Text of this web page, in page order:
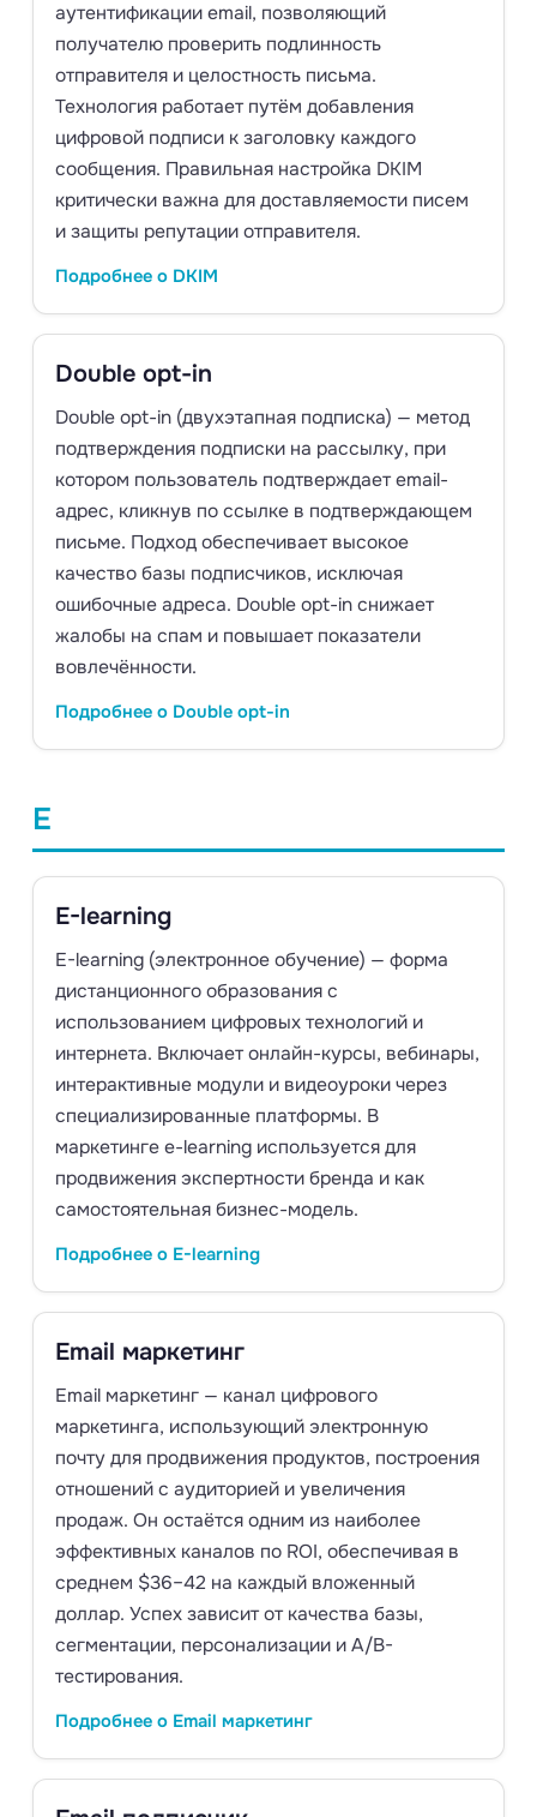
аутентификации email, позволяющий
получателю проверить подлинность
отправителя и целостность письма.
Технология работает путём добавления
цифровой подписи к заголовку каждого
сообщения. Правильная настройка DKIM
критически важна для доставляемости писем
и защиты репутации отправителя.
Подробнее о DKIM
Double opt-in
Double opt-in (двухэтапная подписка) — метод
подтверждения подписки на рассылку, при
котором пользователь подтверждает email-
адрес, кликнув по ссылке в подтверждающем
письме. Подход обеспечивает высокое
качество базы подписчиков, исключая
ошибочные адреса. Double opt-in снижает
жалобы на спам и повышает показатели
вовлечённости.
Подробнее о Double opt-in
E
E-learning
E-learning (электронное обучение) — форма
дистанционного образования с
использованием цифровых технологий и
интернета. Включает онлайн-курсы, вебинары,
интерактивные модули и видеоуроки через
специализированные платформы. В
маркетинге e-learning используется для
продвижения экспертности бренда и как
самостоятельная бизнес-модель.
Подробнее о E-learning
Email маркетинг
Email маркетинг — канал цифрового
маркетинга, использующий электронную
почту для продвижения продуктов, построения
отношений с аудиторией и увеличения
продаж. Он остаётся одним из наиболее
эффективных каналов по ROI, обеспечивая в
среднем $36–42 на каждый вложенный
доллар. Успех зависит от качества базы,
сегментации, персонализации и A/B-
тестирования.
Подробнее о Email маркетинг